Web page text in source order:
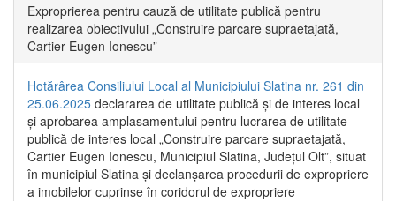
Exproprierea pentru cauză de utilitate publică pentru
realizarea obiectivului „Construire parcare supraetajată,
Cartier Eugen Ionescu”
Hotărârea Consiliului Local al Municipiului Slatina nr. 261 din
25.06.2025 declararea de utilitate publică și de interes local
și aprobarea amplasamentului pentru lucrarea de utilitate
publică de interes local „Construire parcare supraetajată,
Cartier Eugen Ionescu, Municipiul Slatina, Județul Olt”, situat
în municipiul Slatina și declanșarea procedurii de expropriere
a imobilelor cuprinse în coridorul de expropriere